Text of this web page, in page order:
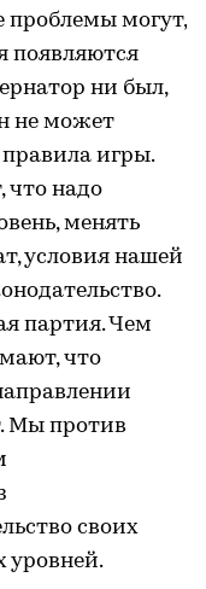
проблемы могут,
появляются
ни был,
не может
игры.
надо
менять
условия нашей
партия. Чем
что
Мы против
своих
уровней.